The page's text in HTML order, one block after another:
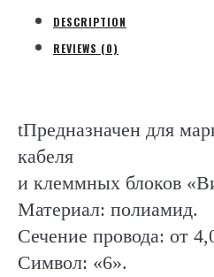
DESCRIPTION
REVIEWS (0)
tПредназначен для
кабеля
и клеммных блоков
Материал: полиамид.
Сечение провода: от
Символ: «6».